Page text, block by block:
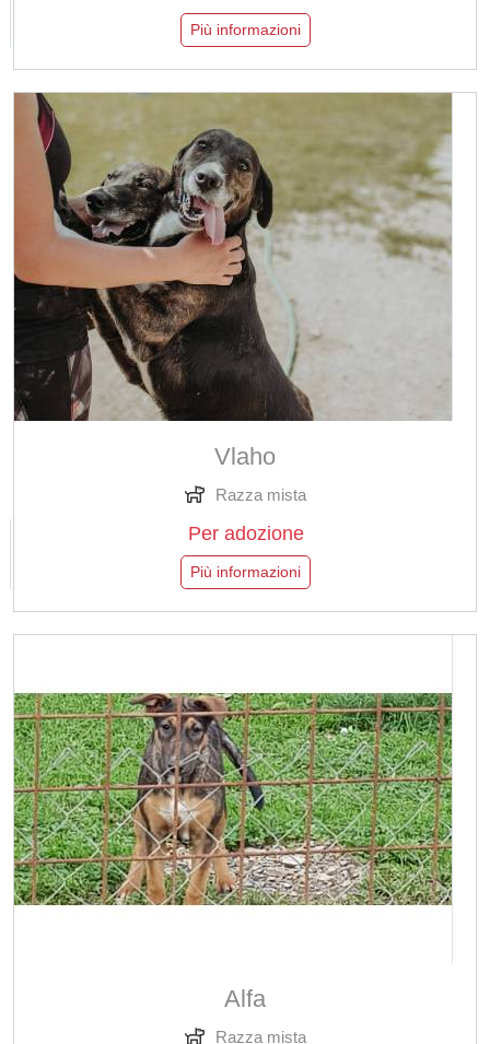
Più informazioni
Vlaho
Razza mista
Per adozione
Più informazioni
Alfa
Razza mista